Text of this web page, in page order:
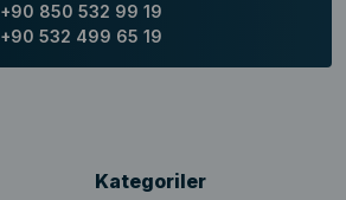
+90 850 532 99 19
+90 532 499 65 19
Kategoriler